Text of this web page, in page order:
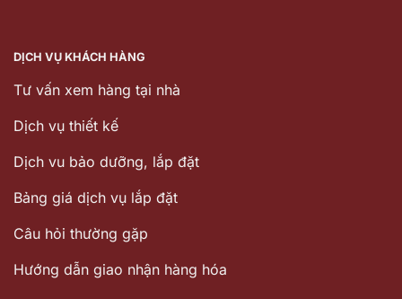
DỊCH VỤ KHÁCH HÀNG
Tư vấn xem hàng tại nhà
Dịch vụ thiết kế
Dịch vu bảo dưỡng, lắp đặt
Bảng giá dịch vụ lắp đặt
Câu hỏi thường gặp
Hướng dẫn giao nhận hàng hóa